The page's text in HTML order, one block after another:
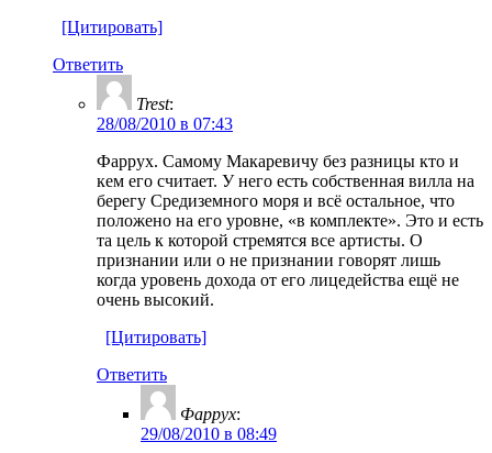
[Цитировать]
Ответить
Trest:
28/08/2010 в 07:43
Фаррух. Самому Макаревичу без разницы кто и
кем его считает. У него есть собственная вилла на
берегу Средиземного моря и всё остальное, что
положено на его уровне, «в комплекте». Это и есть
та цель к которой стремятся все артисты. О
признании или о не признании говорят лишь
когда уровень дохода от его лицедейства ещё не
очень высокий.
[Цитировать]
Ответить
Фаррух:
29/08/2010 в 08:49